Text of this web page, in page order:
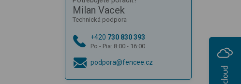
Milan Vacek
Technická podpora
+420 730 830 393
Po - Pia: 8:00 - 16:00
podpora@fencee.cz